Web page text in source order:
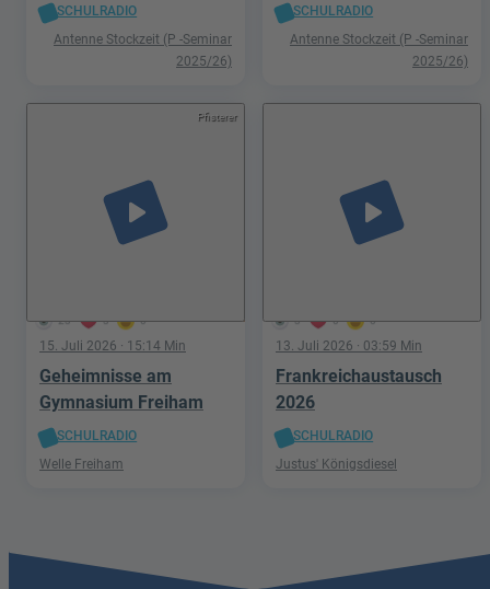
SCHULRADIO
Antenne Stockzeit (P -Seminar
2025/26)
SCHULRADIO
Antenne Stockzeit (P -Seminar
2025/26)
Pfisterer
23 3 0
play_arrow
15. Juli 2026 · 15:14 Min
Geheimnisse am
Gymnasium Freiham
SCHULRADIO
Welle Freiham
3 0 0
play_arrow
13. Juli 2026 · 03:59 Min
Frankreichaustausch
2026
SCHULRADIO
Justus' Königsdiesel